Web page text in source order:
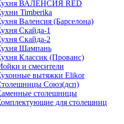
ВАЛЕНСИЯ RED
Timberika
Валенсия (Барселона)
Скайда-1
Скайда-2
Шампань
Классик (Прованс)
и смесители
вытяжки Elikor
Союз(дсп)
столешницы
для столешниц